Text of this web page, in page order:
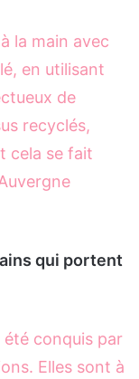
la main avec
en utilisant
de
recyclés,
cela se fait
qui portent
conquis par
Elles sont à